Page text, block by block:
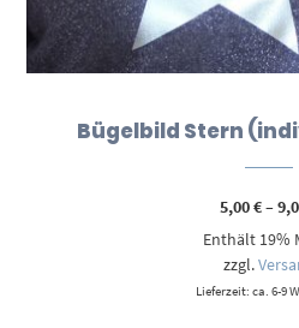
Bügelbild Stern
5,00€–
Enthält 19%
zzgl.
Lieferzeit: ca. 6-9